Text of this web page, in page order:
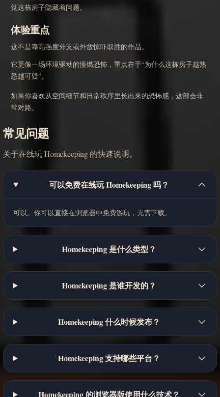
觉这栋房子隐藏着问题。
体验重点
这不是靠高强度分支或外放惊吓取胜的作品。
它更像一场环境驱动的慢燃恐怖，重点在于“为什么这栋房子越熟
悉越可疑”。
如果你喜欢从空间细节和日常秩序里长出来的恐怖感，这部会非
常对路。
常见问题
关于在线玩 Homekeeping 的快速说明。
可以免费在线玩 Homekeeping 吗？
可以。你可以直接在浏览器中免费游玩，无需下载。
Homekeeping 是什么类型？
Homekeeping 是谁开发的？
Homekeeping 什么时候发布？
Homekeeping 支持哪些平台？
Homekeeping 的浏览器版使用什么技术？